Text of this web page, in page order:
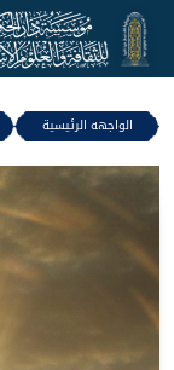
الواجهه الرئيسية